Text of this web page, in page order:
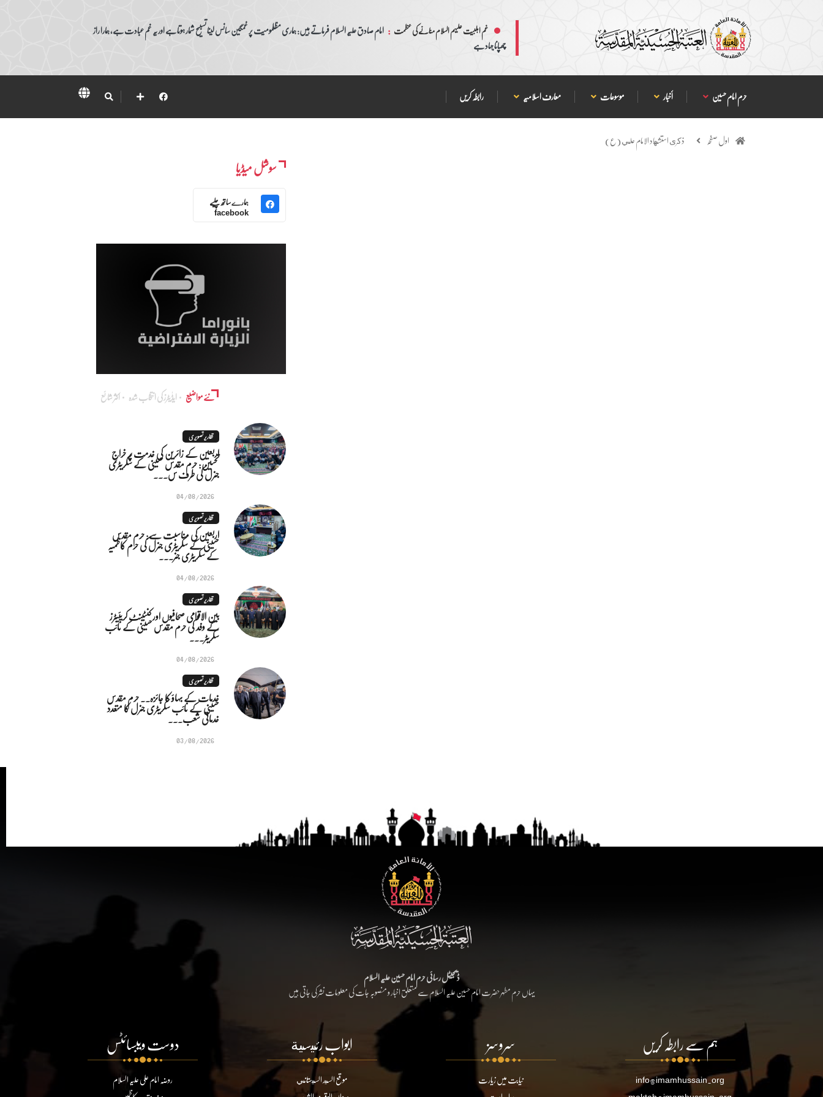
غم اہلبیت علیہم السلام منانے کی عظمت : امام صادق علیہ السلام فرماتے ہیں: ہماری مظلمومیت پر غمگین سانس لینا تسبیح شمار ہوتا ہے اور یہ غم عبادت ہے، ہمارا راز
چھپانا جہاد ہے
حرم امام حسین أخبار موسوعات معارف اسلامیہ رابطہ کریں
اول صفحہ ذكرى استشهاد الامام علي (ع)
سوشل میڈیا
ہمارے ساتھ چلیے
facebook
نئے مواضیع ایڈٰیٹرز کی انتخاب شدہ اکثر شائع
تقاریر تصویری
اربعین کے زائرین کی خدمت پر خراجِ
تحسین: حرم مقدس حسینی کے سکریٹری
جنرل کی طرف س...
04/08/2026
تقاریر تصویری
اربعین کی مناسبت سے: حرم مقدس
حسینی کے سکریٹری جنرل کی حرم کاظمیہ
کے سکریٹری جنر...
04/08/2026
تقاریر تصویری
بین الاقوامی صحافیوں اور کنٹینٹ کریئیٹرز
کے وفد کی حرم مقدس حسینی کے نائب
سکریٹر...
04/08/2026
تقاریر تصویری
خدمات کے بہاؤ کا جائزہ.. حرم مقدس
حسینی کے نائب سکریٹری جنرل کا متعدد
خدماتی شعب...
03/08/2026
ڈیجیٹل رسائی حرم امام حسین علیہ السلام
یہاں حرم مطہر حضرت امام حسین علیہ السلام سے متعلق اخبار و منصوبہ جات کی معلومات نشر کی جاتی ہیں
ہم سے رابطہ کریں
info@imamhussain.org
سروسز
نیابت میں زیارت
ابواب رئيسية
موقع السيد السيستاني
دوست ویبسائٹس
روضہ امام علی علیہ السلام